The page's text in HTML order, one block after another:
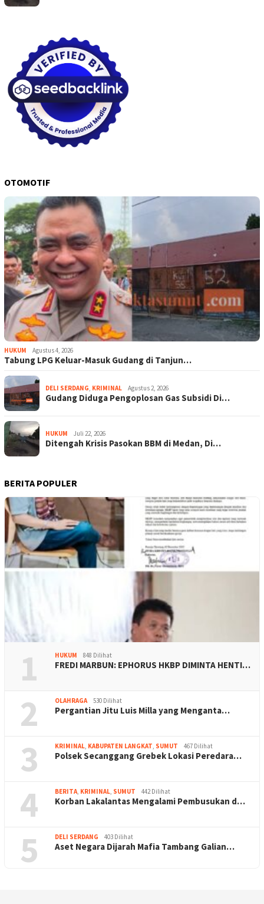
OTOMOTIF
HUKUM Agustus 4, 2026
Tabung LPG Keluar-Masuk Gudang di Tanjun…
DELI SERDANG, KRIMINAL Agustus 2, 2026
Gudang Diduga Pengoplosan Gas Subsidi Di…
HUKUM Juli 22, 2026
Ditengah Krisis Pasokan BBM di Medan, Di…
BERITA POPULER
1 HUKUM 848 Dilihat
FREDI MARBUN: EPHORUS HKBP DIMINTA HENTI…
2 OLAHRAGA 530 Dilihat
Pergantian Jitu Luis Milla yang Menganta…
3 KRIMINAL, KABUPATEN LANGKAT, SUMUT 467 Dilihat
Polsek Secanggang Grebek Lokasi Peredara…
4 BERITA, KRIMINAL, SUMUT 442 Dilihat
Korban Lakalantas Mengalami Pembusukan d…
5 DELI SERDANG 403 Dilihat
Aset Negara Dijarah Mafia Tambang Galian…